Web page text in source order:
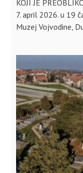
KOJI JE
7. april 2026. u 19
Muzej Vojvodine,